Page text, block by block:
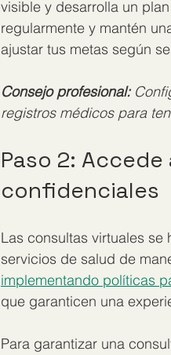
visible y desarrolla un
regularmente y mantén
ajustar tus metas según
Consejo profesional:
registros médicos para
Paso 2:
confidenciales
Las consultas virtuales
servicios de salud de
implementando políticas
que garanticen una
Para garantizar una